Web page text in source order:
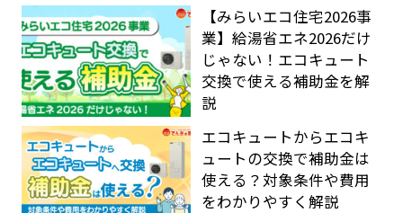
【みらいエコ住宅2026事
業】給湯省エネ2026だけ
じゃない！エコキュート
交換で使える補助金を解
説
エコキュートからエコキ
ュートの交換で補助金は
使える？対象条件や費用
をわかりやすく解説